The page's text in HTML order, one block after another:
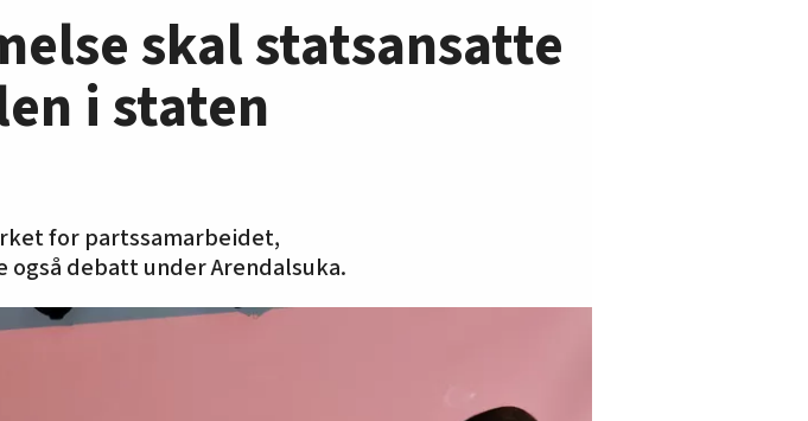
skal statsansatte
i staten
for partssamarbeidet,
debatt under Arendalsuka.